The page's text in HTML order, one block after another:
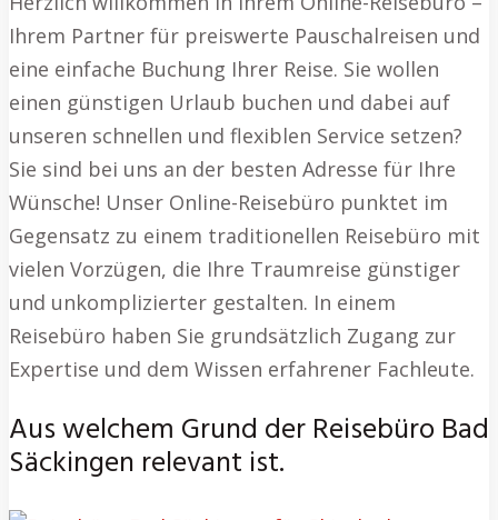
Ihrem Partner für preiswerte Pauschalreisen und
eine einfache Buchung Ihrer Reise. Sie wollen
einen günstigen Urlaub buchen und dabei auf
unseren schnellen und flexiblen Service setzen?
Sie sind bei uns an der besten Adresse für Ihre
Wünsche! Unser Online-Reisebüro punktet im
Gegensatz zu einem traditionellen Reisebüro mit
vielen Vorzügen, die Ihre Traumreise günstiger
und unkomplizierter gestalten. In einem
Reisebüro haben Sie grundsätzlich Zugang zur
Expertise und dem Wissen erfahrener Fachleute.
Aus welchem Grund der Reisebüro Bad
Säckingen relevant ist.